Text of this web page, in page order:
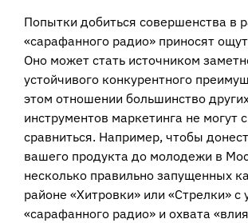
Попытки добиться совершенства в
«сарафанного радио» приносят
Оно может стать источником
устойчивого конкурентного
этом отношении большинство
инструментов маркетинга не могут
сравниться. Например, чтобы
вашего продукта до молодежи в
несколько правильно запущенных
районе «Хитровки» или «Стрелки» с
«сарафанного радио» и охвата